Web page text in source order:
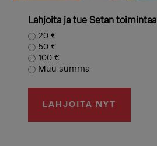
Lahjoita ja tue Setan toimintaa
20 €
50 €
100 €
Muu summa